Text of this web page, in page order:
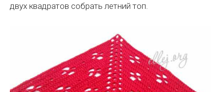
двух квадратов собрать летний топ.